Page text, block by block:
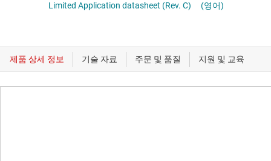
Limited Application datasheet (Rev. C)
(영어)